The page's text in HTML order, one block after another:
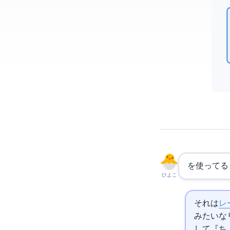
ひよこ
を使ってると
それは レ
みたいな